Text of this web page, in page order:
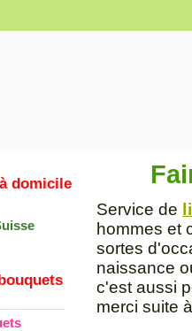
domicile
Service de
hommes et
sortes
naissance
c'est aussi
merci suite